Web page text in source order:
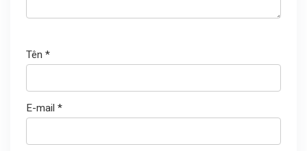
Tên *
E-mail *